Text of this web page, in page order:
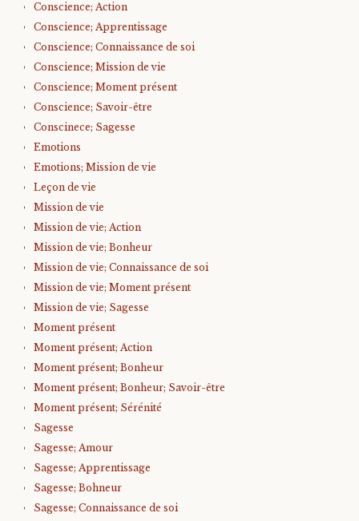
Conscience; Action
Conscience; Apprentissage
Conscience; Connaissance de soi
Conscience; Mission de vie
Conscience; Moment présent
Conscience; Savoir-être
Conscinece; Sagesse
Emotions
Emotions; Mission de vie
Leçon de vie
Mission de vie
Mission de vie; Action
Mission de vie; Bonheur
Mission de vie; Connaissance de soi
Mission de vie; Moment présent
Mission de vie; Sagesse
Moment présent
Moment présent; Action
Moment présent; Bonheur
Moment présent; Bonheur; Savoir-être
Moment présent; Sérénité
Sagesse
Sagesse; Amour
Sagesse; Apprentissage
Sagesse; Bohneur
Sagesse; Connaissance de soi